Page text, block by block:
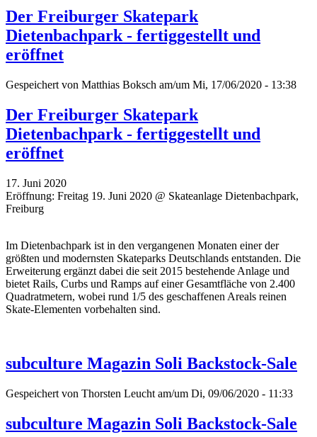
Der Freiburger Skatepark
Dietenbachpark - fertiggestellt und
eröffnet
Gespeichert von Matthias Boksch am/um Mi, 17/06/2020 - 13:38
Der Freiburger Skatepark
Dietenbachpark - fertiggestellt und
eröffnet
17. Juni 2020
Eröffnung: Freitag 19. Juni 2020 @ Skateanlage Dietenbachpark,
Freiburg
Im Dietenbachpark ist in den vergangenen Monaten einer der
größten und modernsten Skateparks Deutschlands entstanden. Die
Erweiterung ergänzt dabei die seit 2015 bestehende Anlage und
bietet Rails, Curbs und Ramps auf einer Gesamtfläche von 2.400
Quadratmetern, wobei rund 1/5 des geschaffenen Areals reinen
Skate-Elementen vorbehalten sind.
subculture Magazin Soli Backstock-Sale
Gespeichert von Thorsten Leucht am/um Di, 09/06/2020 - 11:33
subculture Magazin Soli Backstock-Sale